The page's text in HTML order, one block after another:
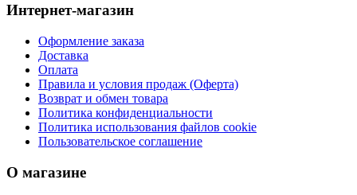
Интернет-магазин
Оформление заказа
Доставка
Оплата
Правила и условия продаж (Оферта)
Возврат и обмен товара
Политика конфиденциальности
Политика использования файлов cookie
Пользовательское соглашение
О магазине